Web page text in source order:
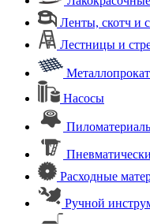
Ленты, скотч и
Лестницы и
Насосы
Расходные
Ручной